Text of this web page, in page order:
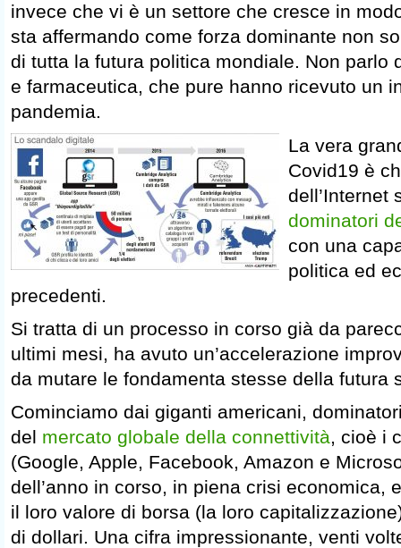
invece che vi è un settore che cresce in
sta affermando come forza dominante non
di tutta la futura politica mondiale. Non parlo
e farmaceutica, che pure hanno ricevuto un
pandemia.
La vera
Covid19 è
dell’Internet
dominatori
con una
politica ed
precedenti.
Si tratta di un processo in corso già da
ultimi mesi, ha avuto un’accelerazione
da mutare le fondamenta stesse della futura
Cominciamo dai giganti americani,
del mercato globale della connettività, cioè i
(Google, Apple, Facebook, Amazon e
dell’anno in corso, in piena crisi economica,
il loro valore di borsa (la loro
di dollari. Una cifra impressionante, venti